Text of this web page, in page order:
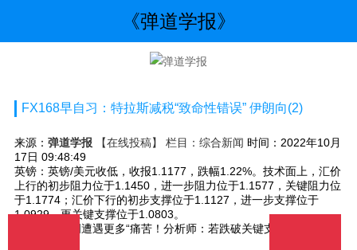
《弹道学报》
FX168早自习：特拉斯减税“致命性错误” 伊朗向(2)
来源： 弹道学报 【在线投稿】 栏目： 综合新闻 时间：2022年10月
17日 09:48:49
英镑：英镑/美元收低，收报1.1177，跌幅1.22%。技术面上，汇价
上行的初步阻力位于1.1450，进一步阻力位于1.1577，关键阻力位
于1.1774；汇价下行的初步支撑位于1.1127，进一步支撑位于
1.0929，更关键支撑位于1.0803。
小心黄金下周遭遇更多“痛苦！分析师：若跌破关键支撑 金价恐再